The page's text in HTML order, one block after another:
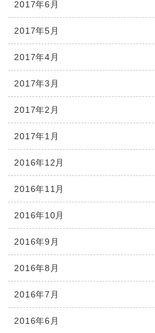
2017年6月
2017年5月
2017年4月
2017年3月
2017年2月
2017年1月
2016年12月
2016年11月
2016年10月
2016年9月
2016年8月
2016年7月
2016年6月